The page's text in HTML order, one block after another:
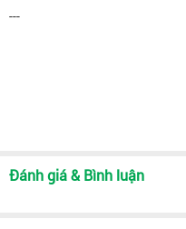
---
Đánh giá & Bình luận